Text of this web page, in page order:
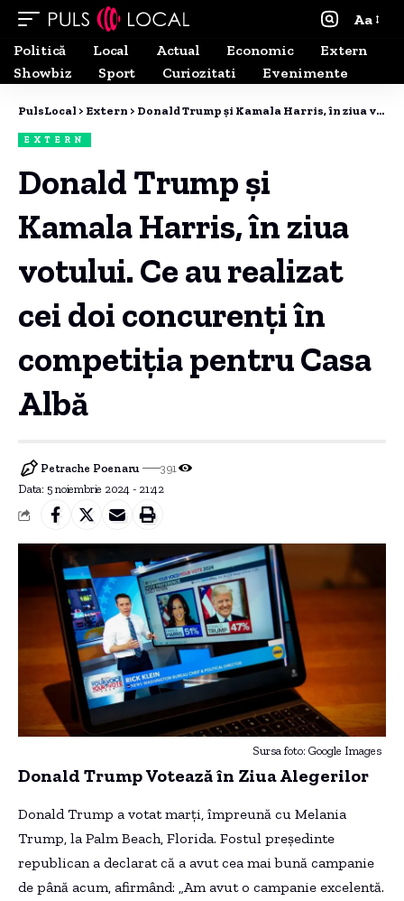
Aa
Politică
Local Actual Economic
Extern
Showbiz
Sport Curiozitati Evenimente
PulsLocal > Extern > Donald Trump și Kamala Harris, în ziua votului. Ce au realizat cei doi concurenți în competiția pentru Casa Albă
EXTERN
Donald Trump și
Kamala Harris, în ziua
votului. Ce au realizat
cei doi concurenți în
competiția pentru Casa
Albă
Data: 5 noiembrie 2024 - 21:42
Petrache Poenaru 391
Sursa foto: Google Images
Donald Trump Votează în Ziua Alegerilor
Donald Trump a votat marți, împreună cu Melania
Trump, la Palm Beach, Florida. Fostul președinte
republican a declarat că a avut cea mai bună campanie
de până acum, afirmând: „Am avut o campanie excelentă.